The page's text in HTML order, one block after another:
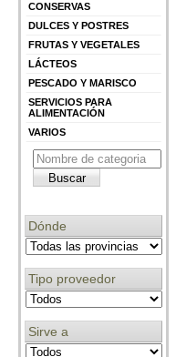
CONSERVAS
DULCES Y POSTRES
FRUTAS Y VEGETALES
LÁCTEOS
PESCADO Y MARISCO
SERVICIOS PARA
ALIMENTACIÓN
VARIOS
Dónde
Tipo proveedor
Sirve a